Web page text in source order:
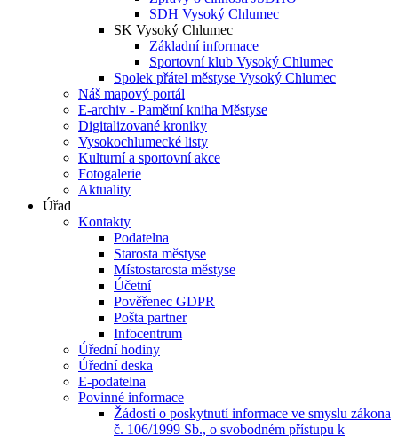
SDH Vysoký Chlumec
SK Vysoký Chlumec
Základní informace
Sportovní klub Vysoký Chlumec
Spolek přátel městyse Vysoký Chlumec
Náš mapový portál
E-archiv - Pamětní kniha Městyse
Digitalizované kroniky
Vysokochlumecké listy
Kulturní a sportovní akce
Fotogalerie
Aktuality
Úřad
Kontakty
Podatelna
Starosta městyse
Místostarosta městyse
Účetní
Pověřenec GDPR
Pošta partner
Infocentrum
Úřední hodiny
Úřední deska
E-podatelna
Povinné informace
Žádosti o poskytnutí informace ve smyslu zákona
č. 106/1999 Sb., o svobodném přístupu k